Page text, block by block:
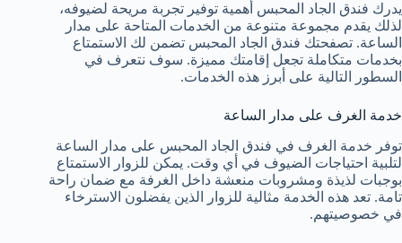
يدرك فندق الجاد المحبس أهمية توفير تجربة مريحة لضيوفه،
لذلك يقدم مجموعة متنوعة من الخدمات المتاحة على مدار
الساعة. تصفحتك فندق الجاد المحبس تضمن لك الاستمتاع
بخدمات متكاملة تجعل إقامتك مميزة. سوف نتعرف في
السطور التالية على أبرز هذه الخدمات.
خدمة الغرف على مدار الساعة
توفر خدمة الغرف في فندق الجاد المحبس على مدار الساعة
لتلبية احتياجات الضيوف في أي وقت. يمكن للزوار الاستمتاع
بوجبات لذيذة ومشروبات منعشة داخل الغرفة مع ضمان راحة
تامة. تعد هذه الخدمة مثالية للزوار الذين يفضلون الاسترخاء
في خصوصيتهم.